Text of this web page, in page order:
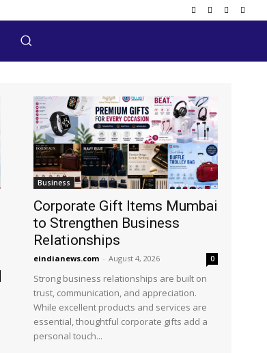
Business
Corporate Gift Items Mumbai
to Strengthen Business
Relationships
eindianews.com - August 4, 2026 0
Strong business relationships are built on
trust, communication, and appreciation.
While excellent products and services are
essential, thoughtful corporate gifts add a
personal touch...